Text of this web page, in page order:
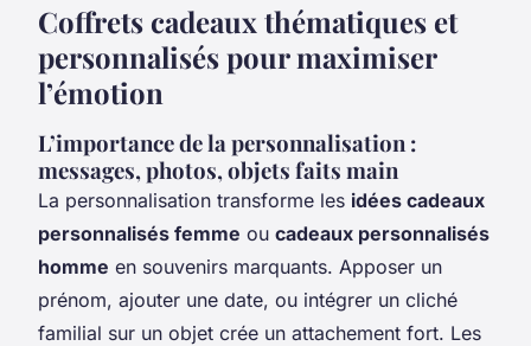
Coffrets cadeaux thématiques et
personnalisés pour maximiser
l’émotion
L’importance de la personnalisation :
messages, photos, objets faits main
La personnalisation transforme les idées cadeaux
personnalisés femme ou cadeaux personnalisés
homme en souvenirs marquants. Apposer un
prénom, ajouter une date, ou intégrer un cliché
familial sur un objet crée un attachement fort. Les